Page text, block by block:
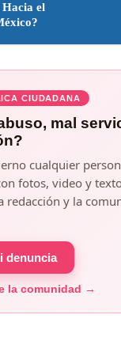
Hacia el
CIUDADANA
mal
cualquier
fotos, video y
redacción y la
denuncia
la comunidad →